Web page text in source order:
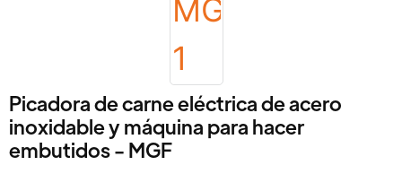
Picadora de carne eléctrica de acero
inoxidable y máquina para hacer
embutidos - MGF